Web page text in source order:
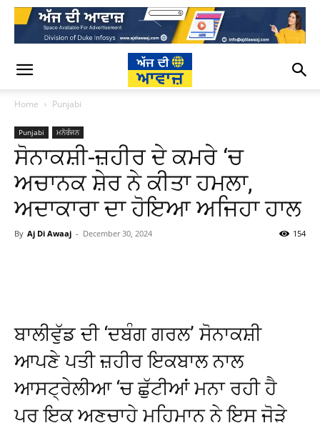
Home Punjabi
Punjabi ਮਨੋਰੰਜਨ
ਸੋਨਾਕਸ਼ੀ-ਜ਼ਹੀਰ ਦੇ ਕਮਰੇ ‘ਚ
ਅਚਾਨਕ ਸ਼ੇਰ ਨੇ ਕੀਤਾ ਹਮਲਾ,
ਅਦਾਕਾਰਾ ਦਾ ਹੋਇਆ ਅਜਿਹਾ ਹਾਲ
By Aj Di Awaaj - December 30, 2024 154
ਬਾਲੀਵੁੱਡ ਦੀ ‘ਦਬੰਗ ਗਰਲ’ ਸੋਨਾਕਸ਼ੀ
ਆਪਣੇ ਪਤੀ ਜ਼ਹੀਰ ਇਕਬਾਲ ਨਾਲ
ਆਸਟ੍ਰੇਲੀਆ ‘ਚ ਛੁੱਟੀਆਂ ਮਨਾ ਰਹੀ ਹੈ
ਪਰ ਇਕ ਅਣਚਾਹੇ ਮਹਿਮਾਨ ਨੇ ਇਸ ਜੋੜੇ